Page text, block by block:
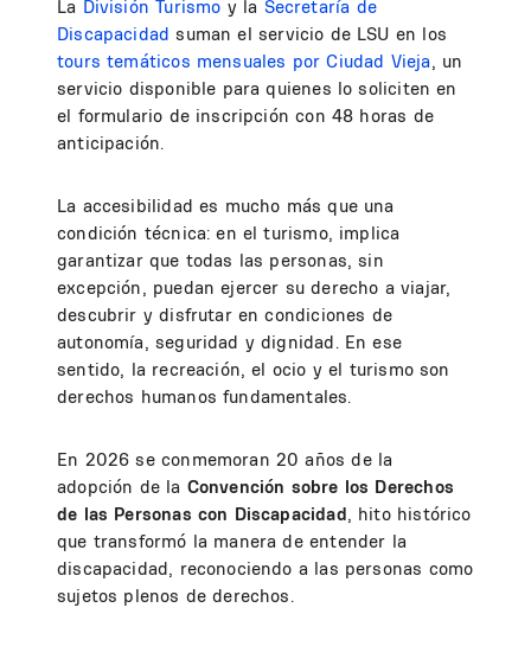
La División Turismo y la Secretaría de
Discapacidad suman el servicio de LSU en los
tours temáticos mensuales por Ciudad Vieja, un
servicio disponible para quienes lo soliciten en
el formulario de inscripción con 48 horas de
anticipación.
La accesibilidad es mucho más que una
condición técnica: en el turismo, implica
garantizar que todas las personas, sin
excepción, puedan ejercer su derecho a viajar,
descubrir y disfrutar en condiciones de
autonomía, seguridad y dignidad. En ese
sentido, la recreación, el ocio y el turismo son
derechos humanos fundamentales.
En 2026 se conmemoran 20 años de la
adopción de la Convención sobre los Derechos
de las Personas con Discapacidad, hito histórico
que transformó la manera de entender la
discapacidad, reconociendo a las personas como
sujetos plenos de derechos.